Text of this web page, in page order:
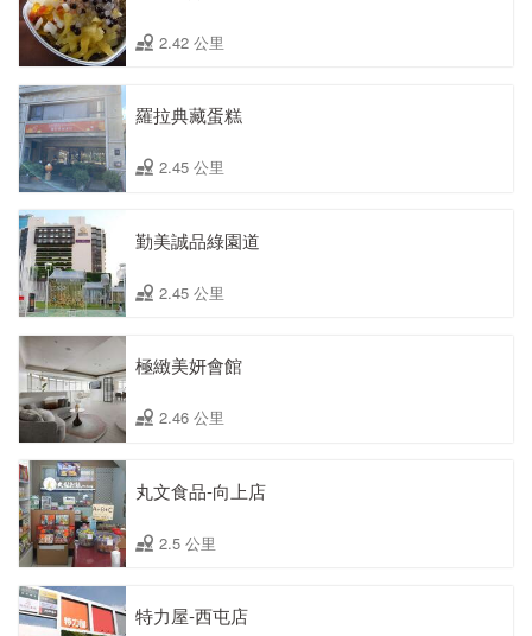
2.42 公里
羅拉典藏蛋糕
2.45 公里
勤美誠品綠園道
2.45 公里
極緻美妍會館
2.46 公里
丸文食品-向上店
2.5 公里
特力屋-西屯店